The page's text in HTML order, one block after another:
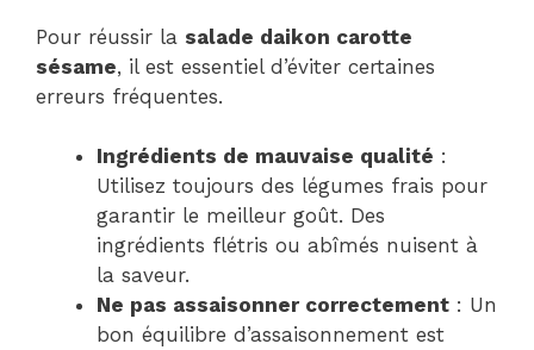
Pour réussir la salade daikon carotte
sésame, il est essentiel d’éviter certaines
erreurs fréquentes.
Ingrédients de mauvaise qualité :
Utilisez toujours des légumes frais pour
garantir le meilleur goût. Des
ingrédients flétris ou abîmés nuisent à
la saveur.
Ne pas assaisonner correctement : Un
bon équilibre d’assaisonnement est